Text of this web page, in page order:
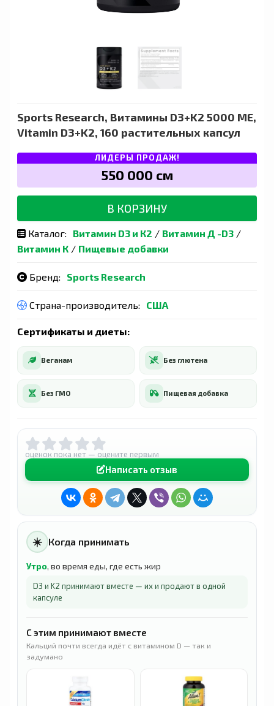
Sports Research, Витамины D3+K2 5000 МЕ,
Vitamin D3+K2, 160 растительных капсул
ЛИДЕРЫ ПРОДАЖ!
550 000 сӯм
В КОРЗИНУ
Каталог: Витамин D3 и К2 / Витамин Д -D3 /
Витамин К / Пищевые добавки
Бренд: Sports Research
Страна-производитель: США
Сертификаты и диеты:
Веганам Без глютена
Без ГМО Пищевая добавка
оценок пока нет — оцените первым
Написать отзыв
☀️ Когда принимать
Утро, во время еды, где есть жир
D3 и K2 принимают вместе — их и продают в одной
капсуле
С этим принимают вместе
Кальций почти всегда идёт с витамином D — так и
задумано